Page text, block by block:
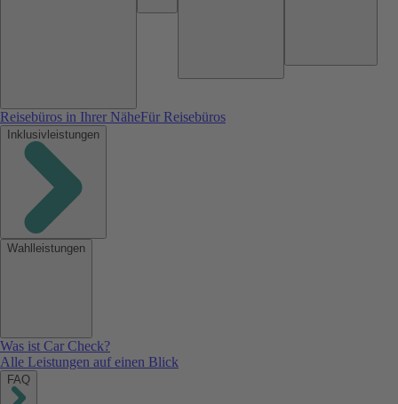
Reisebüros in Ihrer NäheFür Reisebüros
Inklusivleistungen
Wahlleistungen
Was ist Car Check?
Alle Leistungen auf einen Blick
FAQ